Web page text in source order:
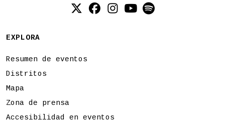
Twitter (X)
Facebook
Instagram
YouTube
Spotify
EXPLORA
Resumen de eventos
Distritos
Mapa
Zona de prensa
Accesibilidad en eventos